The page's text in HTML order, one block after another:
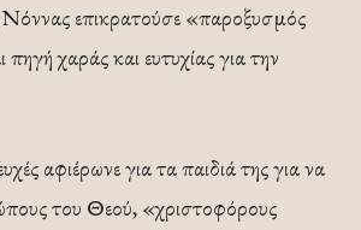
Νόννας επικρατούσε «παροξυσμός
χαράς και ευτυχίας για την
αφιέρωνε για τα παιδιά της για να
του Θεού, «χριστοφόρους